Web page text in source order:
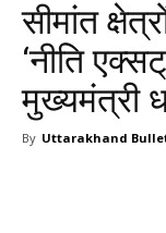
सीमांत
‘नीति
मुख्यमंत्री
By Uttarakhand